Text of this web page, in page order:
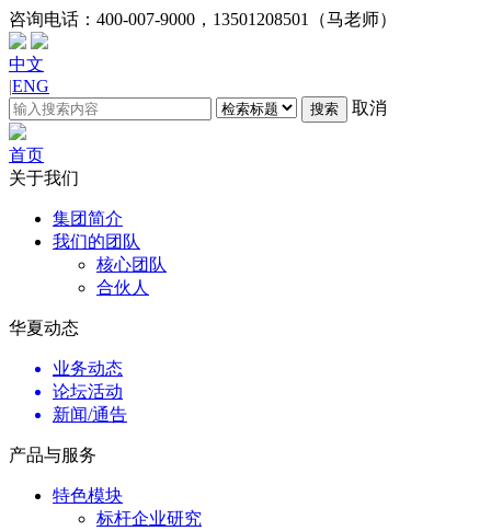
咨询电话： 400-007-9000，13501208501（马老师）
中文
|ENG
搜索 取消
首页
关于我们
集团简介
我们的团队
核心团队
合伙人
华夏动态
业务动态
论坛活动
新闻/通告
产品与服务
特色模块
标杆企业研究